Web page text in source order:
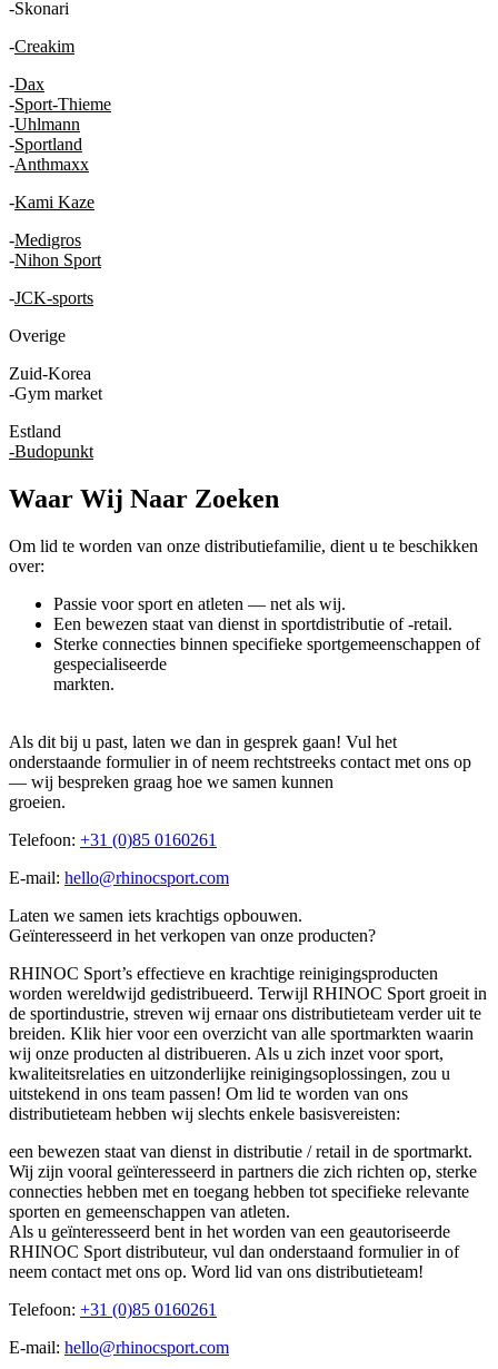
-Skonari
-Creakim
-Dax
-Sport-Thieme
-Uhlmann
-Sportland
-Anthmaxx
-Kami Kaze
-Medigros
-Nihon Sport
-JCK-sports
Overige
Zuid-Korea
-Gym market
Estland
-Budopunkt
Waar Wij Naar Zoeken
Om lid te worden van onze distributiefamilie, dient u te beschikken
over:
Passie voor sport en atleten — net als wij.
Een bewezen staat van dienst in sportdistributie of -retail.
Sterke connecties binnen specifieke sportgemeenschappen of
gespecialiseerde
markten.
Als dit bij u past, laten we dan in gesprek gaan! Vul het
onderstaande formulier in of neem rechtstreeks contact met ons op
— wij bespreken graag hoe we samen kunnen
groeien.
Telefoon: +31 (0)85 0160261
E-mail: hello@rhinocsport.com
Laten we samen iets krachtigs opbouwen.
Geïntere­sseerd in het verkopen van onze producten?
RHINOC Sport’s effectieve en krachtige reinigingsproducten
worden wereldwijd gedistribueerd. Terwijl RHINOC Sport groeit in
de sportindustrie, streven wij ernaar ons distributieteam verder uit te
breiden. Klik hier voor een overzicht van alle sportmarkten waarin
wij onze producten al distribueren. Als u zich inzet voor sport,
kwaliteitsrelaties en uitzonderlijke reinigingsoplossingen, zou u
uitstekend in ons team passen! Om lid te worden van ons
distributieteam hebben wij slechts enkele basisvereisten:
een bewezen staat van dienst in distributie / retail in de sportmarkt.
Wij zijn vooral geïnteresseerd in partners die zich richten op, sterke
connecties hebben met en toegang hebben tot specifieke relevante
sporten en gemeenschappen van atleten.
Als u geïnteresseerd bent in het worden van een geautoriseerde
RHINOC Sport distributeur, vul dan onderstaand formulier in of
neem contact met ons op. Word lid van ons distributieteam!
Telefoon: +31 (0)85 0160261
E-mail: hello@rhinocsport.com